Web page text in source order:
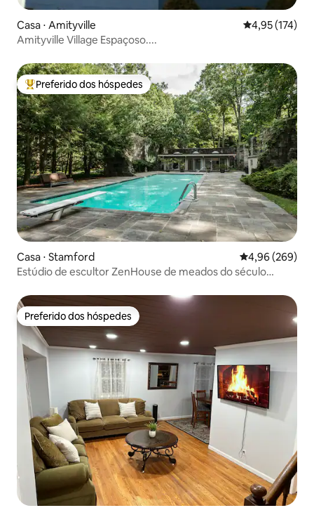
Casa ⋅ Amityville 4,95 de uma
4,95 (174)
Amityville Village Espaçoso....
Entre os melhores preferidos dos hóspedes
Preferido dos hóspedes
Casa ⋅ Stamford 4,96 de uma
4,96 (269)
Estúdio de escultor ZenHouse de meados do século
Preferido dos hóspedes
Preferido dos hóspedes